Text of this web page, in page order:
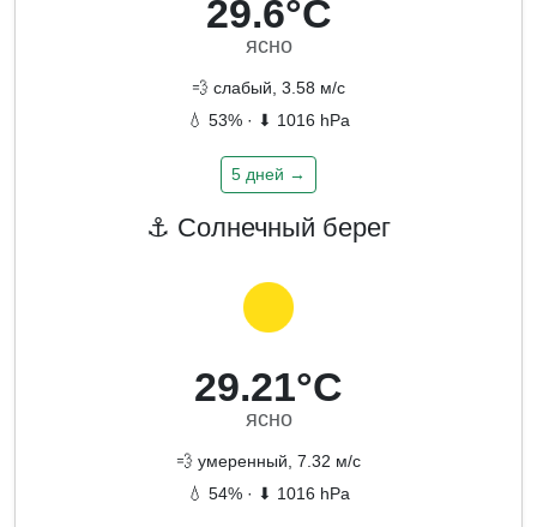
29.6°C
ясно
💨 слабый, 3.58 м/с
💧 53% · ⬇ 1016 hPa
5 дней →
⚓ Солнечный берег
29.21°C
ясно
💨 умеренный, 7.32 м/с
💧 54% · ⬇ 1016 hPa